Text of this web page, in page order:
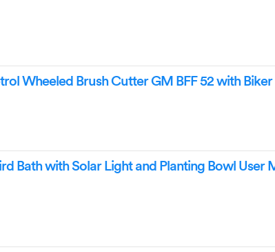
Wheeled Brush Cutter GM BFF 52 with
Bath with Solar Light and Planting Bowl User